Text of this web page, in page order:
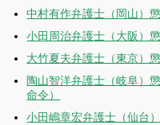
中村有作弁護士（岡山）
小田周治弁護士（大阪）
大竹夏夫弁護士（東京
陶山智洋弁護士（岐阜）
命令）
小田嶋章宏弁護士（仙台